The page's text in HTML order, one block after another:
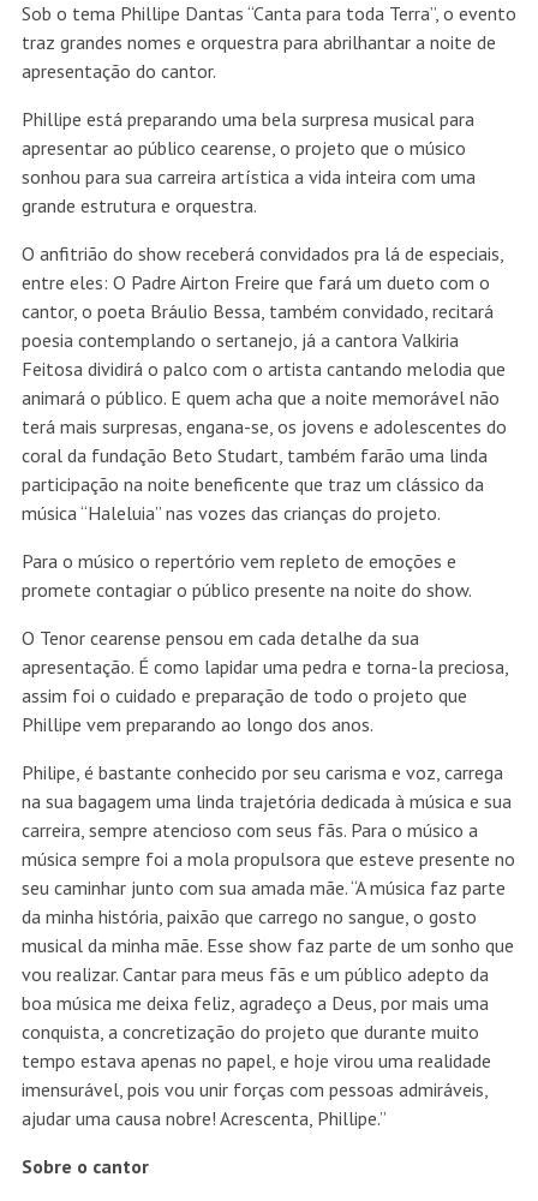
​Sob o tema Phillipe Dantas “Canta para toda Terra”, o evento
traz grandes nomes e orquestra para abrilhantar a noite de
apresentação do cantor.
Phillipe está preparando uma bela surpresa musical para
apresentar ao público cearense, o projeto que o músico
sonhou para sua carreira artística a vida inteira com uma
grande estrutura e orquestra.
O anfitrião do show receberá convidados pra lá de especiais,
entre eles: O Padre Airton Freire que fará um dueto com o
cantor, o poeta Bráulio Bessa, também convidado, recitará
poesia contemplando o sertanejo, já a cantora Valkiria
Feitosa dividirá o palco com o artista cantando melodia que
animará o público. E quem acha que a noite memorável não
terá mais surpresas, engana-se, os jovens e adolescentes do
coral da fundação Beto Studart, também farão uma linda
participação na noite beneficente que traz um clássico da
música “Haleluia” nas vozes das crianças do projeto.
Para o músico o repertório vem repleto de emoções e
promete contagiar o público presente na noite do show.
​O Tenor cearense pensou em cada detalhe da sua
apresentação. É como lapidar uma pedra e torna-la preciosa,
assim foi o cuidado e preparação de todo o projeto que
Phillipe vem preparando ao longo dos anos.
Philipe, é bastante conhecido por seu carisma e voz, carrega
na sua bagagem uma linda trajetória dedicada à música e sua
carreira, sempre atencioso com seus fãs. Para o músico a
música sempre foi a mola propulsora que esteve presente no
seu caminhar junto com sua amada mãe. “A música faz parte
da minha história, paixão que carrego no sangue, o gosto
musical da minha mãe. Esse show faz parte de um sonho que
vou realizar. Cantar para meus fãs e um público adepto da
boa música me deixa feliz, agradeço a Deus, por mais uma
conquista, a concretização do projeto que durante muito
tempo estava apenas no papel, e hoje virou uma realidade
imensurável, pois vou unir forças com pessoas admiráveis,
ajudar uma causa nobre! Acrescenta, Phillipe.”
Sobre o cantor